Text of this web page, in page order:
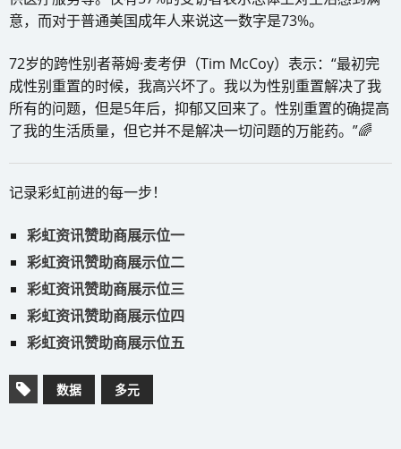
意，而对于普通美国成年人来说这一数字是73%。
72岁的跨性别者蒂姆·麦考伊（Tim McCoy）表示：“最初完
成性别重置的时候，我高兴坏了。我以为性别重置解决了我
所有的问题，但是5年后，抑郁又回来了。性别重置的确提高
了我的生活质量，但它并不是解决一切问题的万能药。”🌈
记录彩虹前进的每一步！
彩虹资讯赞助商展示位一
彩虹资讯赞助商展示位二
彩虹资讯赞助商展示位三
彩虹资讯赞助商展示位四
彩虹资讯赞助商展示位五
数据 多元